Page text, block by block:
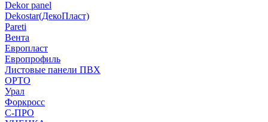
Dekor panel
Dekostar(ДекоПласт)
Pareti
Вента
Европласт
Европрофиль
Листовые панели ПВХ
ОРТО
Урал
Форкросс
С-ПРО